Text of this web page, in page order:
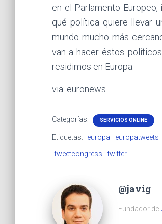
en el Parlamento
qué política quiere llevar
mundo mucho más
van a hacer éstos
residimos en Europa.
via: euronews
Categorías: SERVICIOS ONLINE
Etiquetas: europa europatweets
tweetcongress
twitter
@javig
Fundador de